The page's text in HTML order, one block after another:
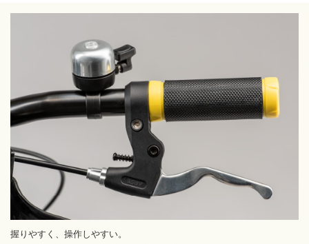
握りやすく、操作しやすい。